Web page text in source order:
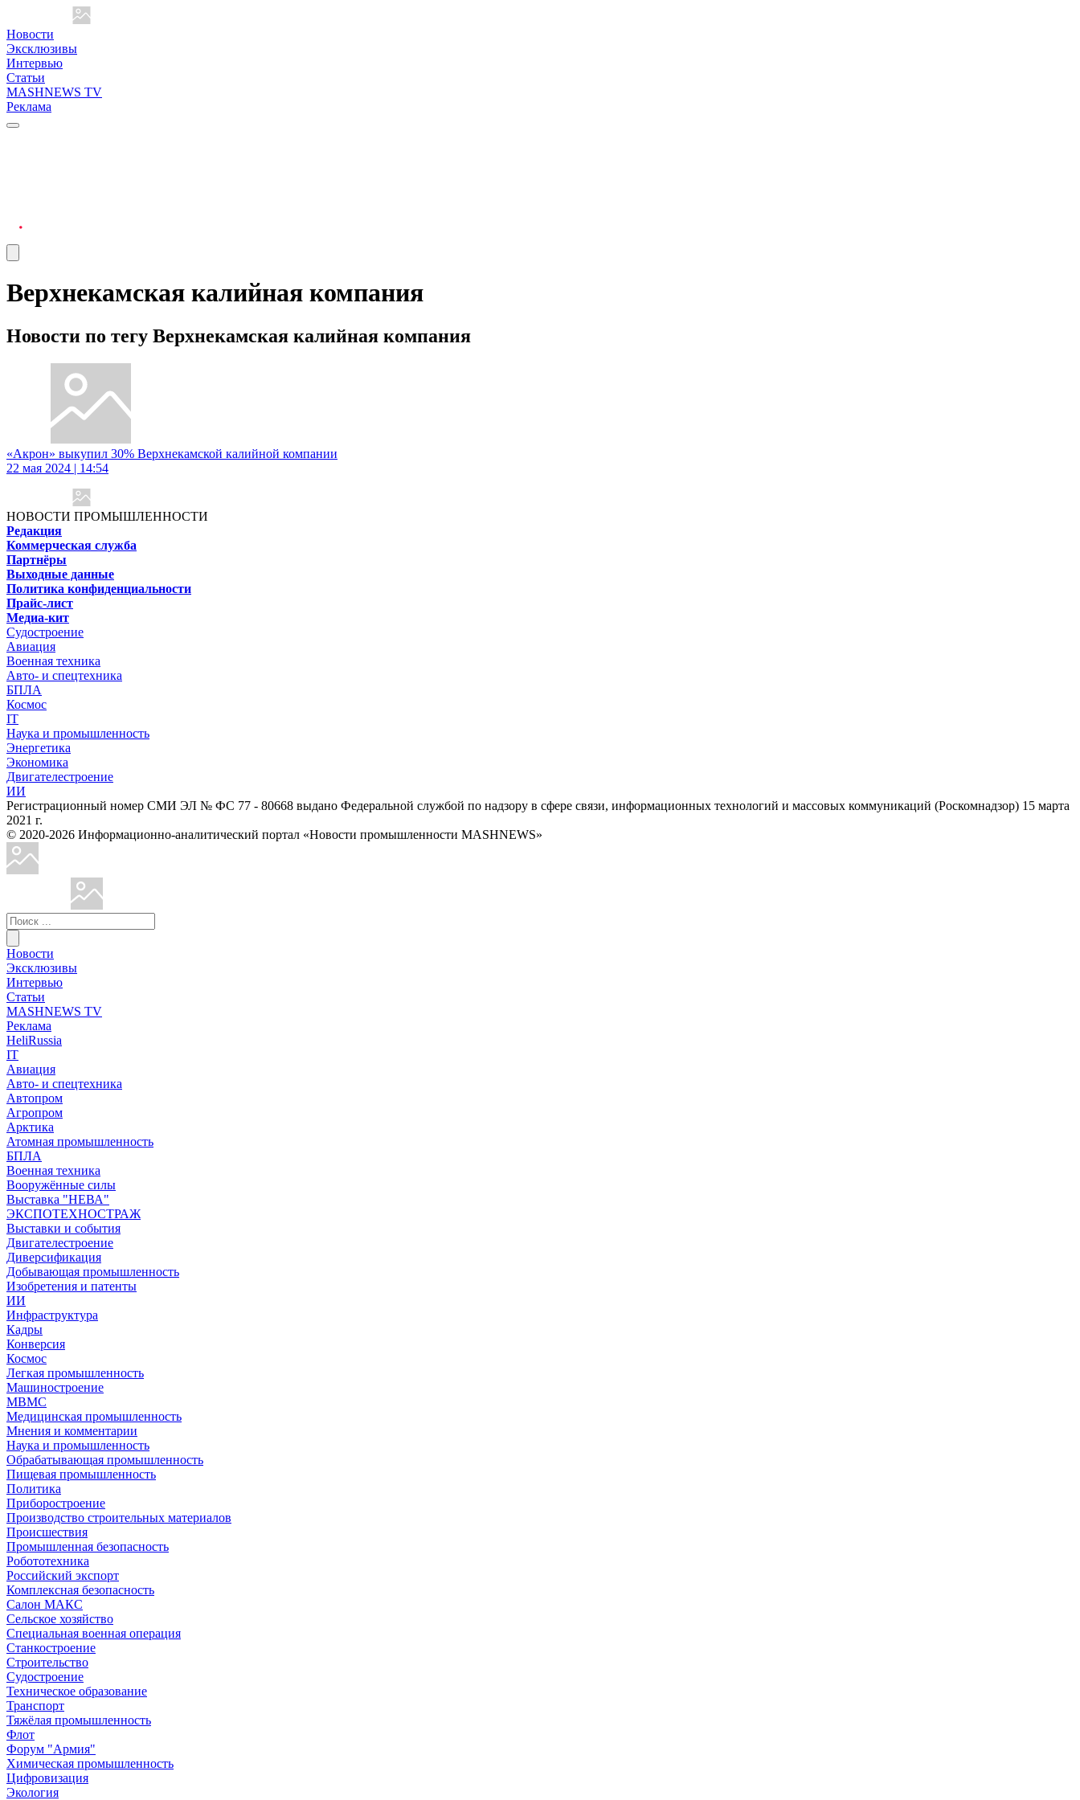
Новости
Эксклюзивы
Интервью
Статьи
MASHNEWS TV
Реклама
Верхнекамская калийная компания
Новости по тегу Верхнекамская калийная компания
«Акрон» выкупил 30% Верхнекамской калийной компании
22 мая 2024 | 14:54
НОВОСТИ ПРОМЫШЛЕННОСТИ
Редакция
Коммерческая служба
Партнёры
Выходные данные
Политика конфиденциальности
Прайс-лист
Медиа-кит
Судостроение
Авиация
Военная техника
Авто- и спецтехника
БПЛА
Космос
IT
Наука и промышленность
Энергетика
Экономика
Двигателестроение
ИИ
Регистрационный номер СМИ ЭЛ № ФС 77 - 80668 выдано Федеральной службой по надзору в сфере связи, информационных технологий и массовых коммуникаций (Роскомнадзор) 15 марта
2021 г.
© 2020-2026 Информационно-аналитический портал «Новости промышленности MASHNEWS»
Новости
Эксклюзивы
Интервью
Статьи
MASHNEWS TV
Реклама
HeliRussia
IT
Авиация
Авто- и спецтехника
Автопром
Агропром
Арктика
Атомная промышленность
БПЛА
Военная техника
Вооружённые силы
Выставка "НЕВА"
ЭКСПОТЕХНОСТРАЖ
Выставки и события
Двигателестроение
Диверсификация
Добывающая промышленность
Изобретения и патенты
ИИ
Инфраструктура
Кадры
Конверсия
Космос
Легкая промышленность
Машиностроение
МВМС
Медицинская промышленность
Мнения и комментарии
Наука и промышленность
Обрабатывающая промышленность
Пищевая промышленность
Политика
Приборостроение
Производство строительных материалов
Происшествия
Промышленная безопасность
Робототехника
Российский экспорт
Комплексная безопасность
Салон МАКС
Сельское хозяйство
Специальная военная операция
Станкостроение
Строительство
Судостроение
Техническое образование
Транспорт
Тяжёлая промышленность
Флот
Форум "Армия"
Химическая промышленность
Цифровизация
Экология